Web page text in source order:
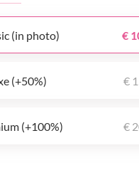
(in photo) €
(+50%) €
(+100%) €